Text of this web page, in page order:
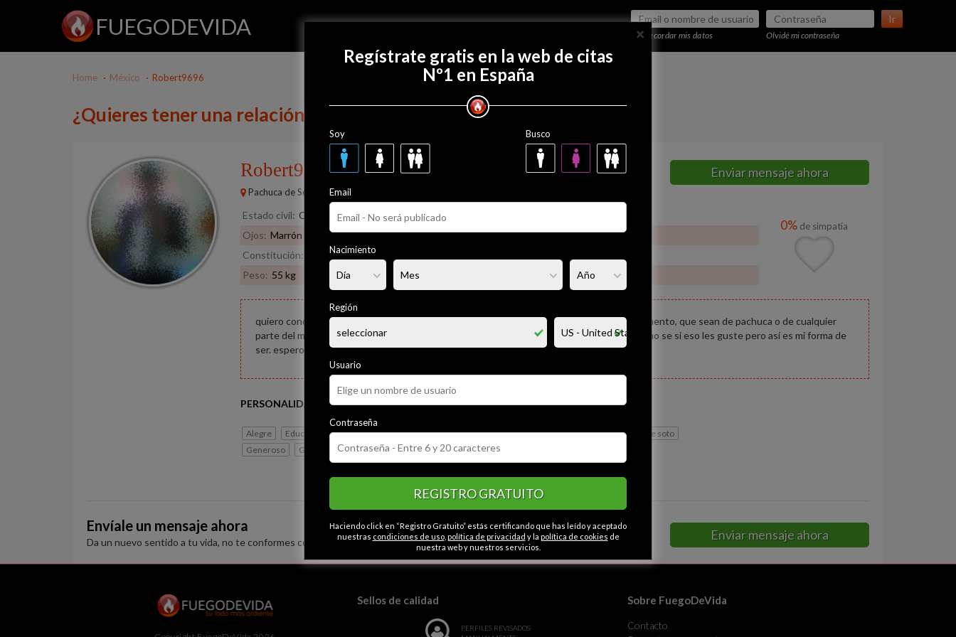
FUEGODEVIDA Ir
Recordar mis datos Olvidé mi contraseña
Regístrate gratis
Home México Robert9696
¿Quieres tener una relación con Robert9696?
Robert969629 años
Pachuca de Soto
Enviar mensaje ahora
Estado civil: Comprometido
Ojos: Marrón Pelo: Moreno
Constitución:
Normal
Peso: 55 kg
0% de simpatía
quiero conocer mujeres que quieran experimentar conmigo, que se dejen llevar por el momento, que sean de pachuca o de cualquier
parte del mundo, me gusta ser atento con ellas y ser muy cariñoso, me pongo muy tímido no se si eso les guste pero así es mi forma de
ser. espero y agradarles bellas damas.
PERSONALIDAD
Alegre Educado Apasionado Romántico Optimista
Tímido
Generoso
Gracioso
CATEGORÍAS
Contactos en Pachuca de soto
Envíale un mensaje ahora
Da un nuevo sentido a tu vida, no te conformes con la monotonía. Enviar mensaje ahora
×
Regístrate gratis en la web de citas
Nº1 en España
Soy Busco
Email
Nacimiento
Región
Usuario
Contraseña
REGISTRO GRATUITO
Haciendo click en “Registro Gratuito” estás certificando que has leído y aceptado
nuestras condiciones de uso, política de privacidad y la política de cookies de
nuestra web y nuestros servicios.
Sellos de calidad
PERFILES REVISADOS
Sobre FuegoDeVida
Contacto